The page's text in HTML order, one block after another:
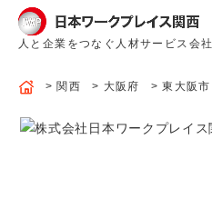
人と企業をつなぐ人材サービス会社
関西 大阪府 東大阪市